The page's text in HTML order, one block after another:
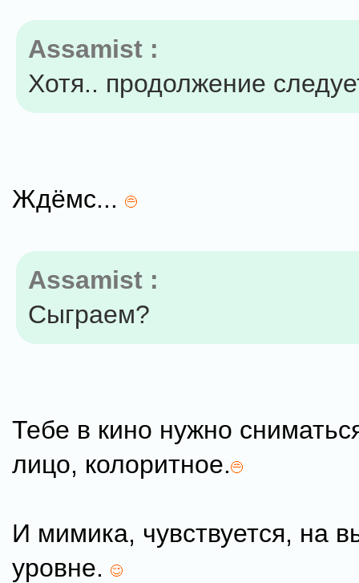
Assamist :
Хотя.. продолжение
Ждёмс...
Assamist :
Сыграем?
Тебе в кино нужно
лицо, колоритное.
И мимика, чувствуется, на
уровне.